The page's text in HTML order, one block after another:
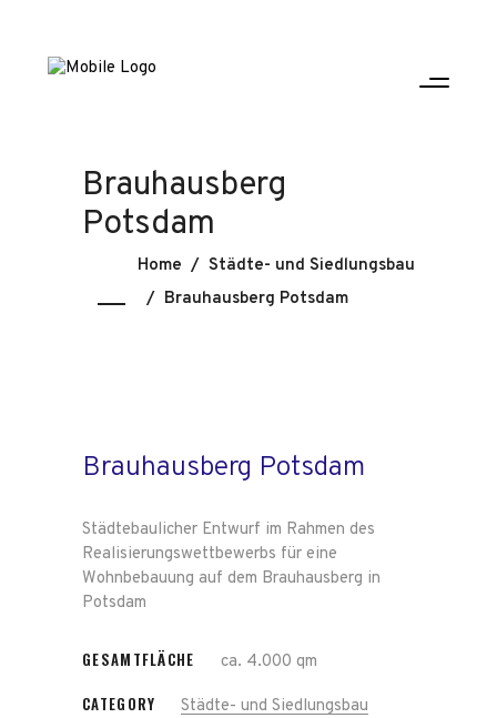
Brauhausberg
Potsdam
Home / Städte- und Siedlungsbau
/ Brauhausberg Potsdam
Brauhausberg Potsdam
Städtebaulicher Entwurf im Rahmen des
Realisierungswettbewerbs für eine
Wohnbebauung auf dem Brauhausberg in
Potsdam
GESAMTFLÄCHE ca. 4.000 qm
CATEGORY Städte- und Siedlungsbau